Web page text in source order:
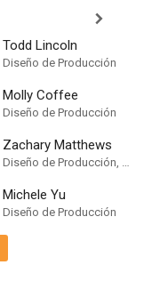
Todd Lincoln
Diseño de Producción
Molly Coffee
Diseño de Producción
Zachary Matthews
Diseño de Producción, Set Designer
Michele Yu
Diseño de Producción